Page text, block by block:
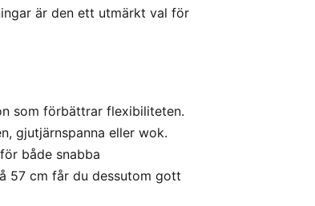
är den ett utmärkt val för
som förbättrar flexibiliteten.
gjutjärnspanna eller wok.
både snabba
57 cm får du dessutom gott